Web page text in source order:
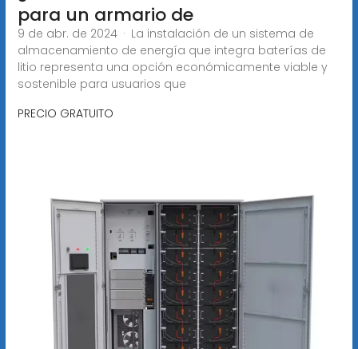
para un armario de
9 de abr. de 2024 · La instalación de un sistema de
almacenamiento de energía que integra baterías de
litio representa una opción económicamente viable y
sostenible para usuarios que
PRECIO GRATUITO